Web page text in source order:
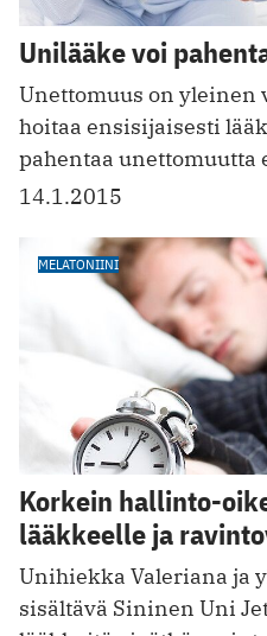
Unilääke voi
Unettomuus on yleinen
hoitaa ensisijaisesti
pahentaa unettomuutta
14.1.2015
MELATONIINI
Korkein hallinto-
lääkkeelle ja
Unihiekka Valeriana ja
sisältävä Sininen Uni